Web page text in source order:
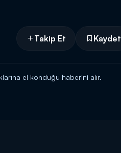
Takip Et Kaydet
el konduğu haberini alır.